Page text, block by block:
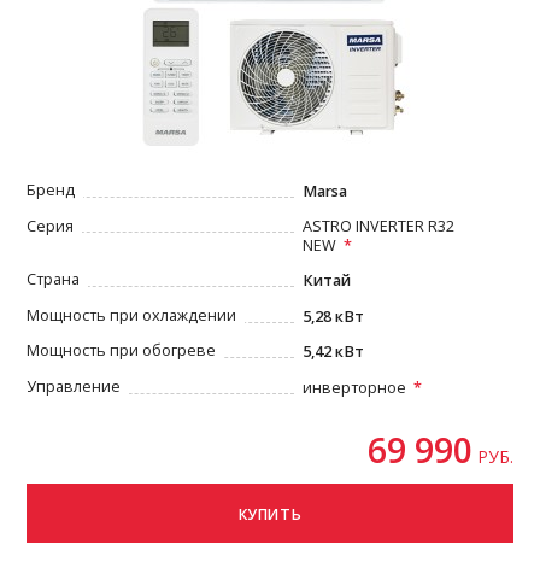
Бренд
Marsa
Серия
ASTRO INVERTER R32
NEW
Страна
Китай
Мощность при охлаждении
5,28 кВт
Мощность при обогреве
5,42 кВт
Управление
инверторное
69 990 РУБ.
КУПИТЬ